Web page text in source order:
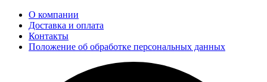
О компании
Доставка и оплата
Контакты
Положение об обработке персональных данных